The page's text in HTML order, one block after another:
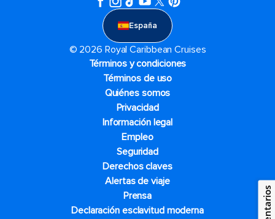
España
© 2026 Royal Caribbean Cruises
Términos y condiciones
Términos de uso
Quiénes somos
Privacidad
Información legal
Empleo
Seguridad
Derechos claves
Alertas de viaje
Prensa
Declaración esclavitud moderna